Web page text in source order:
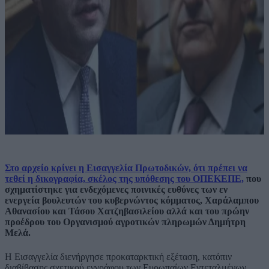
Στο αρχείο κρίνει η Εισαγγελία Πρωτοδικών, ότι πρέπει να
τεθεί η δικογραφία, σκέλος της υπόθεσης του ΟΠΕΚΕΠΕ, που
σχηματίστηκε για ενδεχόμενες ποινικές ευθύνες των εν
ενεργεία βουλευτών του κυβερνώντος κόμματος, Χαράλαμπου
Αθανασίου και Τάσου Χατζηβασιλείου αλλά και του πρώην
προέδρου του Οργανισμού αγροτικών πληρωμών Δημήτρη
Μελά.
Η Εισαγγελία διενήργησε προκαταρκτική εξέταση, κατόπιν